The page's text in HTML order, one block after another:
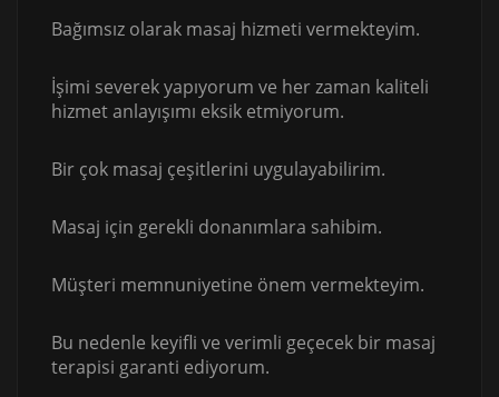
Bağımsız olarak masaj hizmeti vermekteyim.
İşimi severek yapıyorum ve her zaman kaliteli
hizmet anlayışımı eksik etmiyorum.
Bir çok masaj çeşitlerini uygulayabilirim.
Masaj için gerekli donanımlara sahibim.
Müşteri memnuniyetine önem vermekteyim.
Bu nedenle keyifli ve verimli geçecek bir masaj
terapisi garanti ediyorum.